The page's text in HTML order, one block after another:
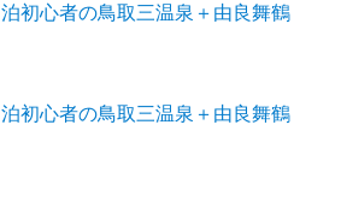
泊初心者の鳥取三温泉＋由良舞鶴
泊初心者の鳥取三温泉＋由良舞鶴